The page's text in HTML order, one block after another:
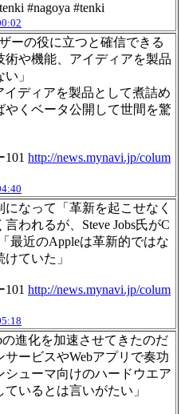
#nagoya #tenki
ーの役に立つと確信できる
術や機能、アイディアを製品
」
イディアを製品として煮詰め
やくベータ公開して世間を驚
101 http://news.mynavi.jp/colum
になって「革新を起こせなく
われるが、Steve Jobs氏がC
最近のAppleは革新的ではな
ていた」
101 http://news.mynavi.jp/colum
の進化を加速させてきたのだ
サービスやWebアプリで奏功
シューマ向けのハードウエア
いるとは言いがたい」